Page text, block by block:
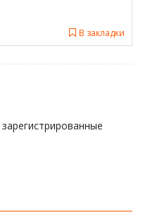
В закладки